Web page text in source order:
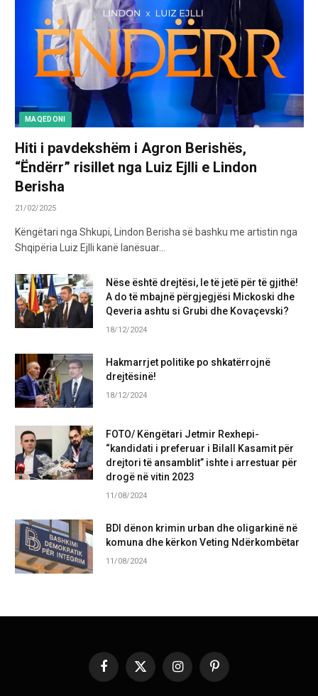
MAQEDONI
Hiti i pavdekshëm i Agron Berishës,
“Ëndërr” risillet nga Luiz Ejlli e Lindon
Berisha
21/02/2025
Këngëtari nga Shkupi, Lindon Berisha së bashku me artistin nga
Shqipëria Luiz Ejlli kanë lanësuar…
Nëse është drejtësi, le të jetë për të gjithë!
A do të mbajnë përgjegjësi Mickoski dhe
Qeveria ashtu si Grubi dhe Kovaçevski?
18/12/2024
Hakmarrjet politike po shkatërrojnë
drejtësinë!
18/12/2024
FOTO/ Këngëtari Jetmir Rexhepi-
“kandidati i preferuar i Bilall Kasamit për
drejtori të ansamblit” ishte i arrestuar për
drogë në vitin 2023
11/08/2024
BDI dënon krimin urban dhe oligarkinë në
komuna dhe kërkon Veting Ndërkombëtar
11/08/2024
Facebook
X
InstagramPinterest